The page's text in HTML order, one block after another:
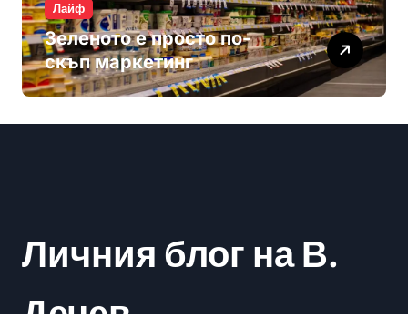
Лайф
Зеленото е просто по-
скъп маркетинг
Личния блог на В.